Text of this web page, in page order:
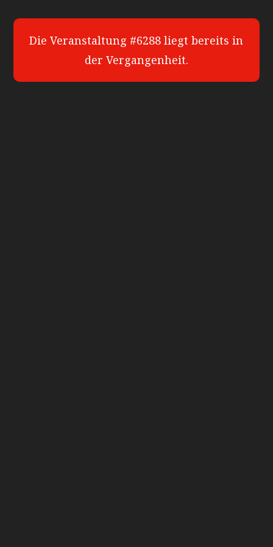
Die Veranstaltung #6288 liegt bereits in
der Vergangenheit.